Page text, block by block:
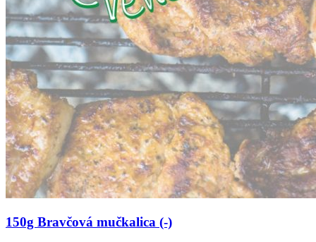
150g Bravčová mučkalica (-)